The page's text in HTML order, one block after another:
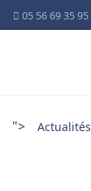
05 56 69 35 95
"> Actualités